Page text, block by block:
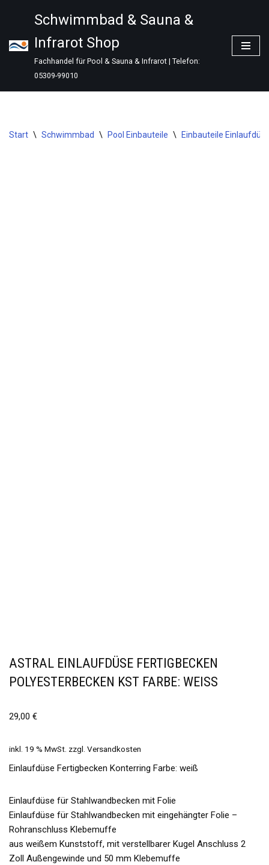
Inhalt
springen
Schwimmbad & Sauna &
Infrarot Shop
Fachhandel für Pool & Sauna & Infrarot | Telefon:
05309-99010
Start \ Schwimmbad \ Pool Einbauteile \ Einbauteile
ASTRAL EINLAUFDÜSE FERTIGBECKEN
POLYESTERBECKEN KST FARBE: WEISS
29,00 €
inkl. 19 % MwSt. zzgl. Versandkosten
Einlaufdüse Fertigbecken Konterring Farbe: weiß
Einlaufdüse für Stahlwandbecken mit Folie
Einlaufdüse für Stahlwandbecken mit eingehängter Folie –
Rohranschluss Klebemuffe
aus weißem Kunststoff, mit verstellbarer Kugel Anschluss 2
Zoll Außengewinde und 50 mm Klebemuffe